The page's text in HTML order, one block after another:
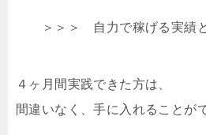
＞＞＞ 自力で稼げる実績
４ヶ月間実践できた方は、
間違いなく、手に入れることが